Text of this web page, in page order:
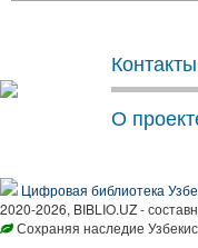
О
Цифровая библиотека
2020-2026, BIBLIO.UZ -
Сохраняя наследие